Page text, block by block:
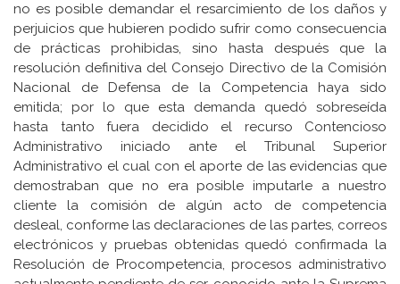
no es posible demandar el resarcimiento de los daños y
perjuicios que hubieren podido sufrir como consecuencia
de prácticas prohibidas, sino hasta después que la
resolución definitiva del Consejo Directivo de la Comisión
Nacional de Defensa de la Competencia haya sido
emitida; por lo que esta demanda quedó sobreseída
hasta tanto fuera decidido el recurso Contencioso
Administrativo iniciado ante el Tribunal Superior
Administrativo el cual con el aporte de las evidencias que
demostraban que no era posible imputarle a nuestro
cliente la comisión de algún acto de competencia
desleal, conforme las declaraciones de las partes, correos
electrónicos y pruebas obtenidas quedó confirmada la
Resolución de Procompetencia, procesos administrativo